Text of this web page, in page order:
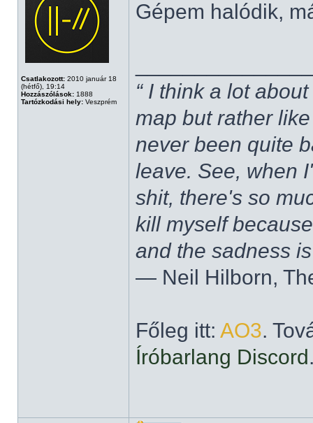
Csatlakozott: 2010 január 18
(hétfő), 19:14
Hozzászólások: 1888
Tartózkodási hely: Veszprém
Gépem halódik,
“ I think a lot
map but rather
never been quite
leave. See, when
shit, there's so
kill myself
and the sadness
― Neil Hilborn,
Főleg itt: AO3.
Íróbarlang Discord